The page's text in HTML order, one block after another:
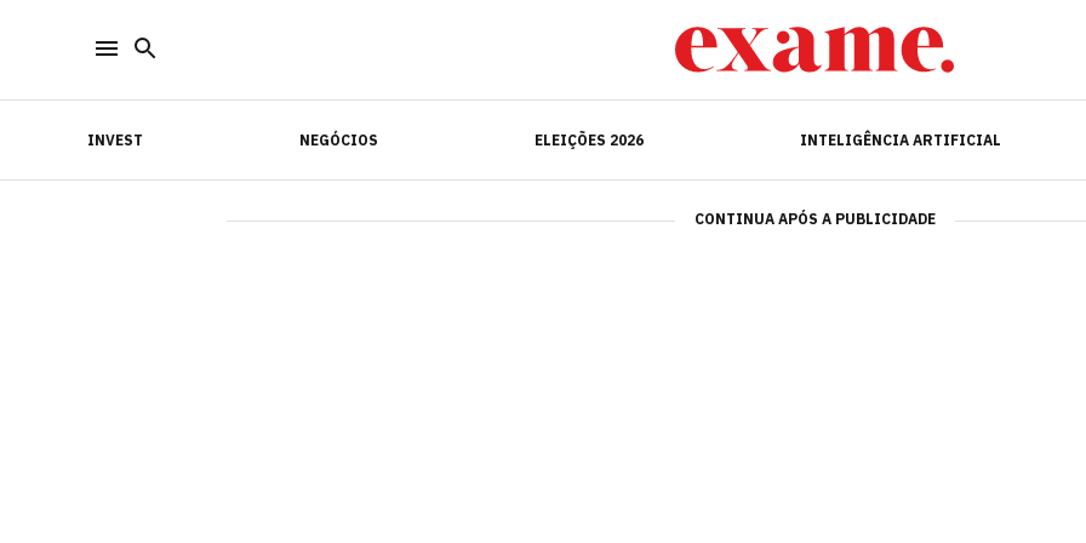
INVEST NEGÓCIOS ELEIÇÕES 2026 INTELIGÊNCIA ARTIFICIAL
INVEST INTELIGÊNCIA ARTIFICIAL
CONTINUA APÓS A PUBLICIDADE